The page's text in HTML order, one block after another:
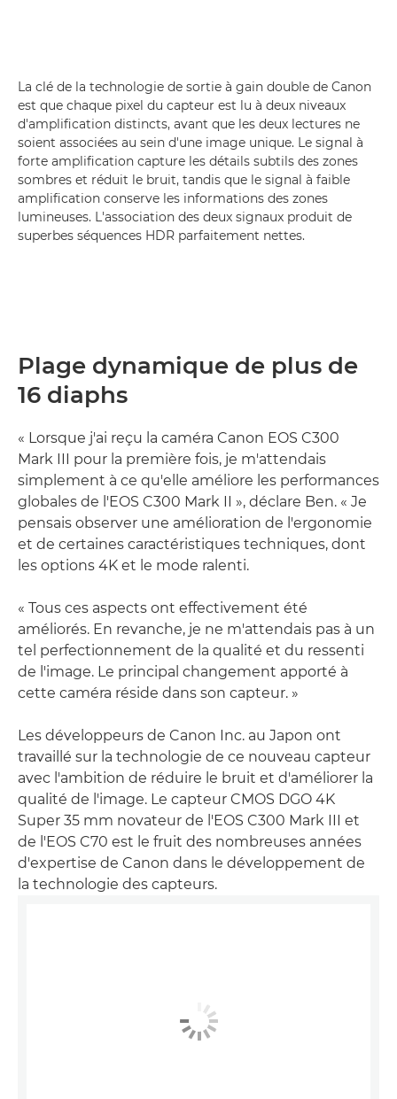
La clé de la technologie de sortie à gain double de Canon
est que chaque pixel du capteur est lu à deux niveaux
d'amplification distincts, avant que les deux lectures ne
soient associées au sein d'une image unique. Le signal à
forte amplification capture les détails subtils des zones
sombres et réduit le bruit, tandis que le signal à faible
amplification conserve les informations des zones
lumineuses. L'association des deux signaux produit de
superbes séquences HDR parfaitement nettes.
Plage dynamique de plus de
16 diaphs
« Lorsque j'ai reçu la caméra Canon EOS C300
Mark III pour la première fois, je m'attendais
simplement à ce qu'elle améliore les performances
globales de l'EOS C300 Mark II », déclare Ben. « Je
pensais observer une amélioration de l'ergonomie
et de certaines caractéristiques techniques, dont
les options 4K et le mode ralenti.
« Tous ces aspects ont effectivement été
améliorés. En revanche, je ne m'attendais pas à un
tel perfectionnement de la qualité et du ressenti
de l'image. Le principal changement apporté à
cette caméra réside dans son capteur. »
Les développeurs de Canon Inc. au Japon ont
travaillé sur la technologie de ce nouveau capteur
avec l'ambition de réduire le bruit et d'améliorer la
qualité de l'image. Le capteur CMOS DGO 4K
Super 35 mm novateur de l'EOS C300 Mark III et
de l'EOS C70 est le fruit des nombreuses années
d'expertise de Canon dans le développement de
la technologie des capteurs.